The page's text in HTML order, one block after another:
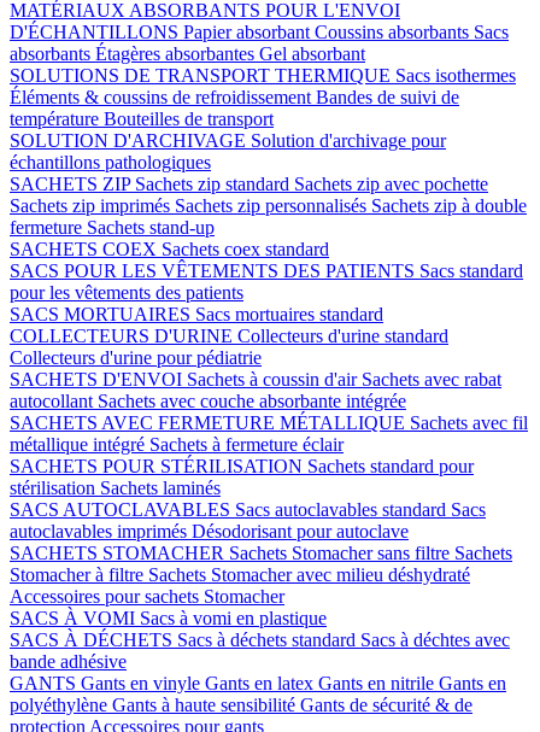
MATÉRIAUX ABSORBANTS POUR L'ENVOI
D'ÉCHANTILLONS Papier absorbant Coussins absorbants Sacs
absorbants Étagères absorbantes Gel absorbant
SOLUTIONS DE TRANSPORT THERMIQUE Sacs isothermes
Éléments & coussins de refroidissement Bandes de suivi de
température Bouteilles de transport
SOLUTION D'ARCHIVAGE Solution d'archivage pour
échantillons pathologiques
SACHETS ZIP Sachets zip standard Sachets zip avec pochette
Sachets zip imprimés Sachets zip personnalisés Sachets zip à double
fermeture Sachets stand-up
SACHETS COEX Sachets coex standard
SACS POUR LES VÊTEMENTS DES PATIENTS Sacs standard
pour les vêtements des patients
SACS MORTUAIRES Sacs mortuaires standard
COLLECTEURS D'URINE Collecteurs d'urine standard
Collecteurs d'urine pour pédiatrie
SACHETS D'ENVOI Sachets à coussin d'air Sachets avec rabat
autocollant Sachets avec couche absorbante intégrée
SACHETS AVEC FERMETURE MÉTALLIQUE Sachets avec fil
métallique intégré Sachets à fermeture éclair
SACHETS POUR STÉRILISATION Sachets standard pour
stérilisation Sachets laminés
SACS AUTOCLAVABLES Sacs autoclavables standard Sacs
autoclavables imprimés Désodorisant pour autoclave
SACHETS STOMACHER Sachets Stomacher sans filtre Sachets
Stomacher à filtre Sachets Stomacher avec milieu déshydraté
Accessoires pour sachets Stomacher
SACS À VOMI Sacs à vomi en plastique
SACS À DÉCHETS Sacs à déchets standard Sacs à déchtes avec
bande adhésive
GANTS Gants en vinyle Gants en latex Gants en nitrile Gants en
polyéthylène Gants à haute sensibilité Gants de sécurité & de
protection Accessoires pour gants